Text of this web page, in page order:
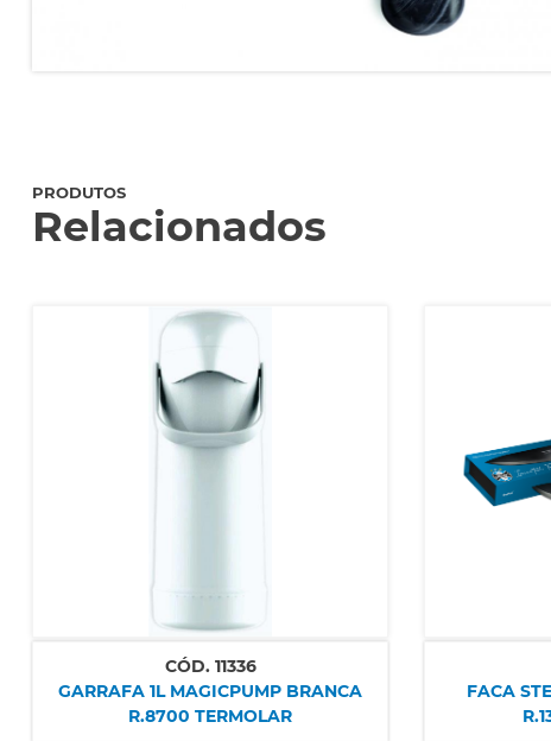
PRODUTOS
Relacionados
CÓD. 11336
GARRAFA 1L MAGICPUMP BRANCA
R.8700 TERMOLAR
FACA